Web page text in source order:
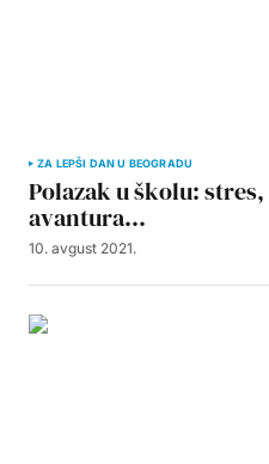
ZA LEPŠI DAN U BEOGRADU
Polazak u školu:
avantura…
10. avgust 2021.